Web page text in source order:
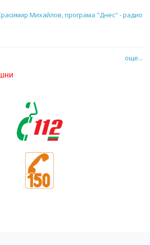
Михайлов, програма "Днес" - радио
още...